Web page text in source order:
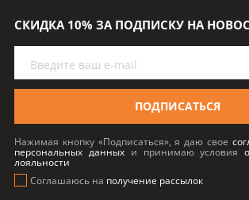
СКИДКА 10% ЗА ПОДПИСКУ НА
ПОДПИСАТЬСЯ
Нажимая кнопку «Подписаться», я даю свое
персональных данных и принимаю условия
лояльности
Соглашаюсь на получение рассылок